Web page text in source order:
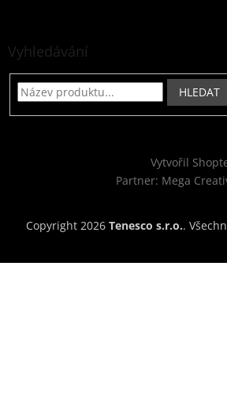
Vyhledávání
HLEDAT
Vytvořil
Partner: Mega
Copyright 2026 Tenesco s.r.o..